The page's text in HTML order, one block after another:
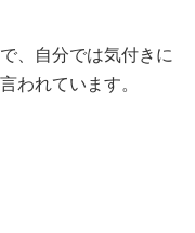
、自分では気付きに
われています。